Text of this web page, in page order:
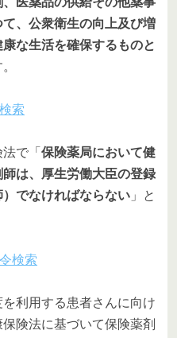
、公衆衛生の向上及び増
な生活を確保するものと
索
で「 保険薬局において健
は、厚生労働大臣の登録
でなければならない 」と
検索
利用する患者さんに向け
険法に基づいて保険薬剤